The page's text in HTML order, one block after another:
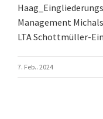
Management
LTASchottmüller-
7. Feb.. 2024